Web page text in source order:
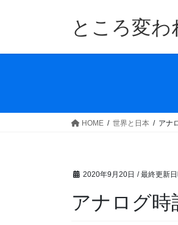
ところ変
HOME 世界と日本 アナ
2020年9月20日 / 最終更新
アナログ時